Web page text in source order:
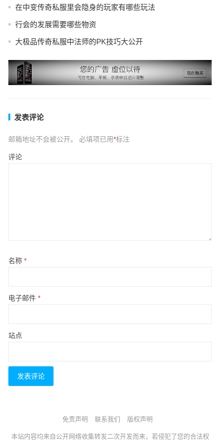
在中变传奇私服里会隐身的玩家有哪些玩法
行会的发展需要哪些物资
大极品传奇私服中法师的PK技巧大公开
发表评论
邮箱地址不会被公开。 必填项已用*标注
评论
名称 *
电子邮件 *
站点
免责声明 联系我们 版权声明
本站内容均来自公开网络收集转发二次开发而来，若侵犯了您的合法权